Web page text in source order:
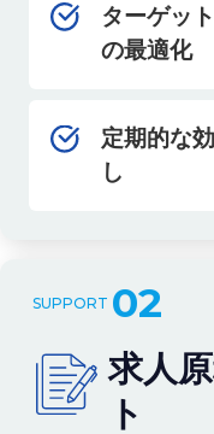
ターゲッ
の最適化
定期的な
し
02
求人
ト